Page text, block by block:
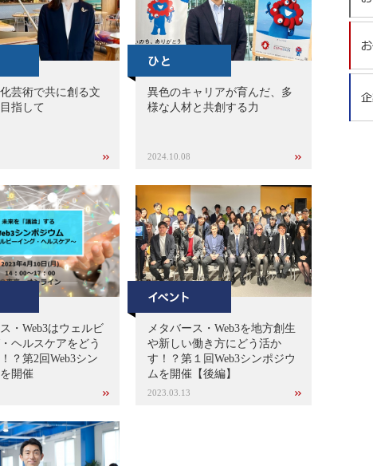
芸術で共に創る文
指して
異色のキャリアが育んだ、多
様な人材と共創する力
2024.10.08
・Web3はウェルビ
ヘルスケアをどう
？第2回Web3シン
開催
メタバース・Web3を地方創生
や新しい働き方にどう活か
す！？第１回Web3シンポジウ
ムを開催【後編】
2023.03.13